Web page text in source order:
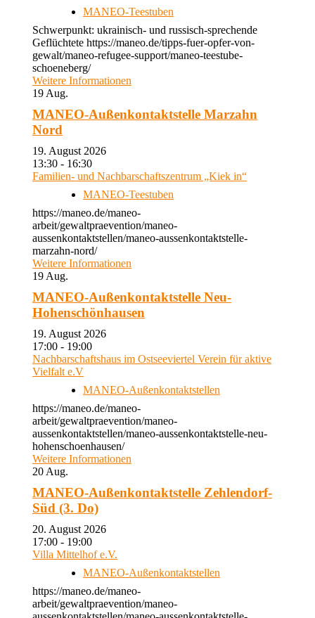
MANEO-Teestuben
Schwerpunkt: ukrainisch- und russisch-sprechende
Geflüchtete https://maneo.de/tipps-fuer-opfer-von-
gewalt/maneo-refugee-support/maneo-teestube-
schoeneberg/
Weitere Informationen
19 Aug.
MANEO-Außenkontaktstelle Marzahn
Nord
19. August 2026
13:30 - 16:30
Familien- und Nachbarschaftszentrum „Kiek in“
MANEO-Teestuben
https://maneo.de/maneo-
arbeit/gewaltpraevention/maneo-
aussenkontaktstellen/maneo-aussenkontaktstelle-
marzahn-nord/
Weitere Informationen
19 Aug.
MANEO-Außenkontaktstelle Neu-
Hohenschönhausen
19. August 2026
17:00 - 19:00
Nachbarschaftshaus im Ostseeviertel Verein für aktive
Vielfalt e.V
MANEO-Außenkontaktstellen
https://maneo.de/maneo-
arbeit/gewaltpraevention/maneo-
aussenkontaktstellen/maneo-aussenkontaktstelle-neu-
hohenschoenhausen/
Weitere Informationen
20 Aug.
MANEO-Außenkontaktstelle Zehlendorf-
Süd (3. Do)
20. August 2026
17:00 - 19:00
Villa Mittelhof e.V.
MANEO-Außenkontaktstellen
https://maneo.de/maneo-
arbeit/gewaltpraevention/maneo-